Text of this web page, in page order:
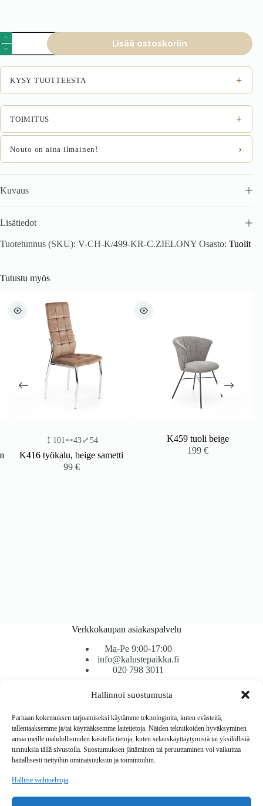
Hallinnoi suostumusta
Parhaan kokemuksen tarjoamiseksi käytämme teknologioita, kuten evästeitä,
tallentaaksemme ja/tai käyttääksemme laitetietoja. Näiden tekniikoiden hyväksyminen
antaa meille mahdollisuuden käsitellä tietoja, kuten selauskäyttäytymistä tai yksilöllisiä
tunnuksia tällä sivustolla. Suostumuksen jättäminen tai peruuttaminen voi vaikuttaa
haitallisesti tiettyihin ominaisuuksiin ja toimintoihin.
Hallitse vaihtoehtoja
K499
tuoli,
väri:
tummanvihreä
määrä
Lisää ostoskoriin
KYSY TUOTTEESTA +
TOIMITUS +
Nouto on aina ilmainen! ›
Kuvaus
Lisätiedot
Tuotetunnus (SKU): V-CH-K/499-KR-C.ZIELONY Osasto: Tuolit
Tutustu myös
101 43 54
K416 työkalu, beige sametti
99€
K459 tuoli beige
199€
Verkkokaupan asiakaspalvelu
Ma-Pe 9:00-17:00
info@kalustepaikka.fi
020 798 3011
Tavarantoimitus / Maksutavat
Toimitustavat
Maksutavat
Vaihto ja palautus
Reklamaatiot